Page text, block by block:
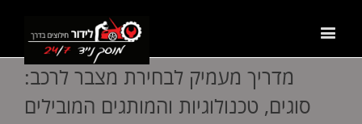
מדריך מעמיק לבחירת מצבר לרכב:
סוגים, טכנולוגיות והמותגים המובילים